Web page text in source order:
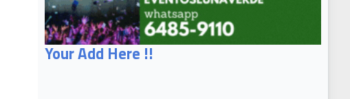
Your Add Here !!